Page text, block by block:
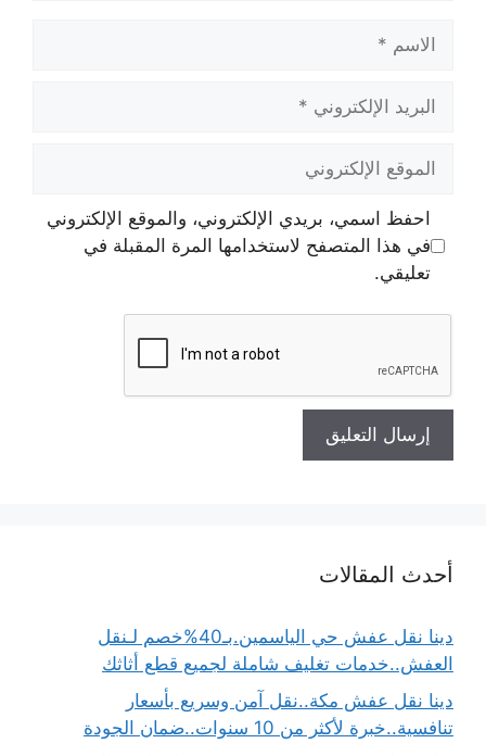
الإلكتروني
الإلكتروني
احفظ اسمي، بريدي الإلكتروني، والموقع الإلكتروني
في هذا المتصفح لاستخدامها المرة المقبلة في
تعليقي.
أحدث المقالات
دينا نقل عفش حي الياسمين.بـ40%خصم لـنقل
العفش..خدمات تغليف شاملة لجميع قطع أثاثك
دينا نقل عفش مكة..نقل آمن وسريع بأسعار
تنافسية..خبرة لأكثر من 10 سنوات..ضمان الجودة